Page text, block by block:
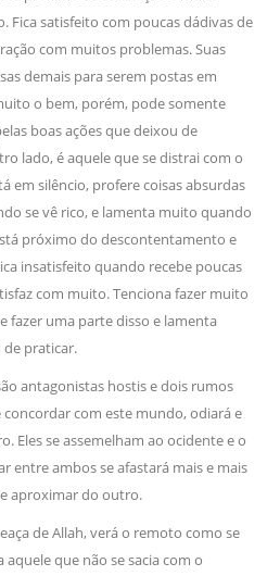
Fica satisfeito com poucas dádivas de
com muitos problemas. Suas
demais para serem postas em
o bem, porém, pode somente
boas ações que deixou de
lado, é aquele que se distrai com o
em silêncio, profere coisas absurdas
se vê rico, e lamenta muito quando
próximo do descontentamento e
insatisfeito quando recebe poucas
com muito. Tenciona fazer muito
fazer uma parte disso e lamenta
de praticar.
antagonistas hostis e dois rumos
com este mundo, odiará e
Eles se assemelham ao ocidente e o
entre ambos se afastará mais e mais
aproximar do outro.
de Allah, verá o remoto como se
que não se sacia com o